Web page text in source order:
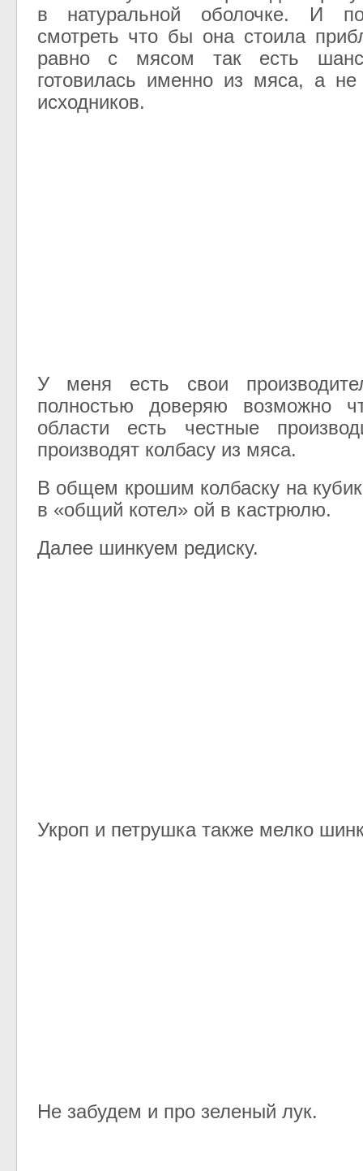
в натуральной оболочке. И
смотреть что бы она стоила
равно с мясом так есть
готовилась именно из мяса, а не
исходников.
У меня есть свои
полностью доверяю возможно
области есть честные
производят колбасу из мяса.
В общем крошим колбаску на
в «общий котел» ой в кастрюлю.
Далее шинкуем редиску.
Укроп и петрушка также мелко
Не забудем и про зеленый лук.